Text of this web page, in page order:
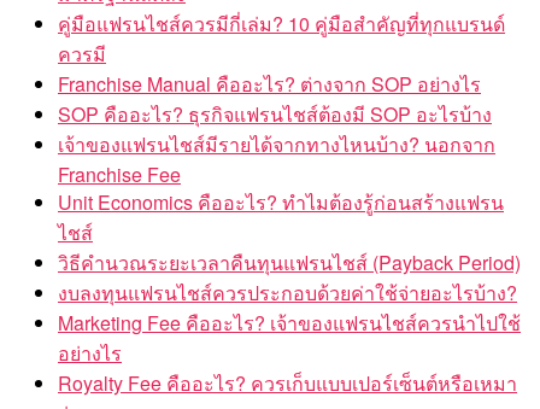
คู่มือแฟรนไชส์ควรมีกี่เล่ม? 10 คู่มือสำคัญที่ทุกแบรนด์
ควรมี
Franchise Manual คืออะไร? ต่างจาก SOP อย่างไร
SOP คืออะไร? ธุรกิจแฟรนไชส์ต้องมี SOP อะไรบ้าง
เจ้าของแฟรนไชส์มีรายได้จากทางไหนบ้าง? นอกจาก
Franchise Fee
Unit Economics คืออะไร? ทำไมต้องรู้ก่อนสร้างแฟรน
ไชส์
วิธีคำนวณระยะเวลาคืนทุนแฟรนไชส์ (Payback Period)
งบลงทุนแฟรนไชส์ควรประกอบด้วยค่าใช้จ่ายอะไรบ้าง?
Marketing Fee คืออะไร? เจ้าของแฟรนไชส์ควรนำไปใช้
อย่างไร
Royalty Fee คืออะไร? ควรเก็บแบบเปอร์เซ็นต์หรือเหมา